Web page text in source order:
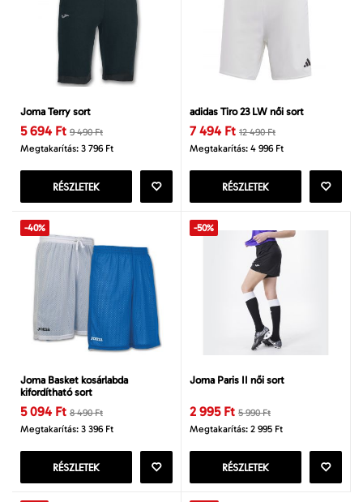
Joma Terry sort
5 694 Ft 9 490 Ft
Megtakarítás: 3 796 Ft
RÉSZLETEK
adidas Tiro 23 LW női sort
7 494 Ft 12 490 Ft
Megtakarítás: 4 996 Ft
RÉSZLETEK
-40%
Joma Basket kosárlabda
kifordítható sort
5 094 Ft 8 490 Ft
Megtakarítás: 3 396 Ft
RÉSZLETEK
-50%
Joma Paris II női sort
2 995 Ft 5 990 Ft
Megtakarítás: 2 995 Ft
RÉSZLETEK